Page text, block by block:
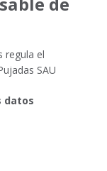
regula el
SAU
datos